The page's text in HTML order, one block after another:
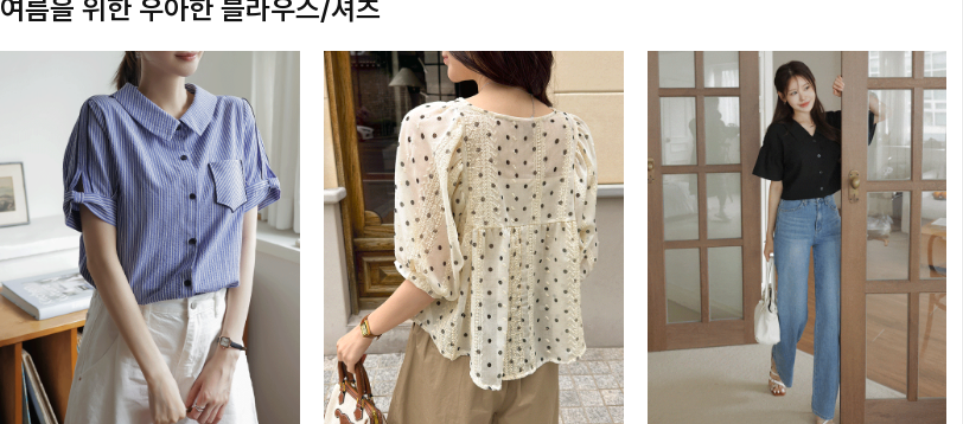
여름을 위한 우아한 블라우스/셔츠